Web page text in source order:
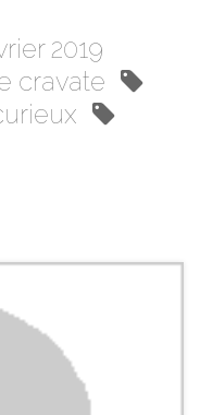
2019
cravate